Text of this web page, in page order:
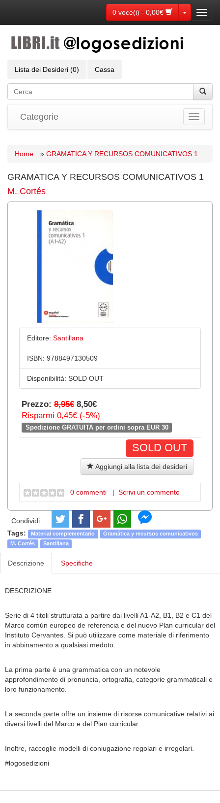
0 voce(i) - 0,00€ Toggle
Lista dei Desideri (0) Cassa
Toggle
Categorie
Home » GRAMATICA Y RECURSOS COMUNICATIVOS 1
GRAMATICA Y RECURSOS COMUNICATIVOS 1
M. Cortés
Editore: Santillana
ISBN: 9788497130509
Disponibilità: SOLD OUT
Prezzo: 8,95€ 8,50€
Risparmi 0,45€ (-5%)
Spedizione GRATUITA per ordini sopra EUR 30
SOLD OUT
Aggiungi alla lista dei desideri
0 commenti | Scrivi un commento
Condividi
Tags:
Material complementario
Gramática y recursos comunicativos
M. Cortés
Santillana
Descrizione Specifiche
DESCRIZIONE
Serie di 4 titoli strutturata a partire dai livelli A1-A2, B1, B2 e C1 del
Marco común europeo de referencia e del nuovo Plan curricular del
Instituto Cervantes. Si può utilizzare come materiale di riferimento
in abbinamento a qualsiasi medoto.
La prima parte è una grammatica con un notevole
approfondimento di pronuncia, ortografia, categorie grammaticali e
loro funzionamento.
La seconda parte offre un insieme di risorse comunicative relativi ai
diversi livelli del Marco e del Plan curricular.
Inoltre, raccoglie modelli di coniugazione regolari e irregolari.
#logosedizioni